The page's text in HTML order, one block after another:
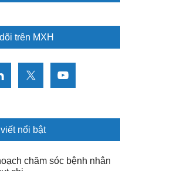
trên MXH
nổi bật
chăm sóc bệnh nhân